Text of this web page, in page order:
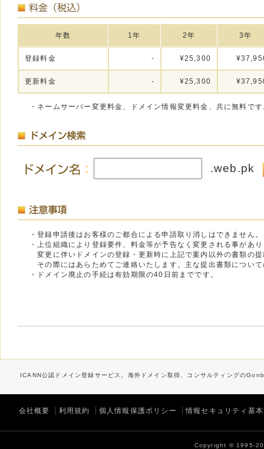
年数 1年 2年 3年
登録料金 - ¥25,300
更新料金 - ¥25,300
・ネームサーバー変更料金、ドメイン情報変更料金、共に無料で
.web.pk
・登録申請後はお客様のご都合による申請取り消しはできません。
・上位組織により登録要件、料金等が予告なく変更される事があ
変更に伴いドメインの登録・更新時に上記で案内以外の書類の
その際にはあらためてご連絡いたします。主な提出書類につい
・ドメイン廃止の手続は有効期限の40日前までです。
ICANN公認ドメイン登録サービス。海外ドメイン取得、コンサルティングの
会社概要 利用規約 個人情報保護ポリシー 情報セキュリティ基
Copyright © 1995-